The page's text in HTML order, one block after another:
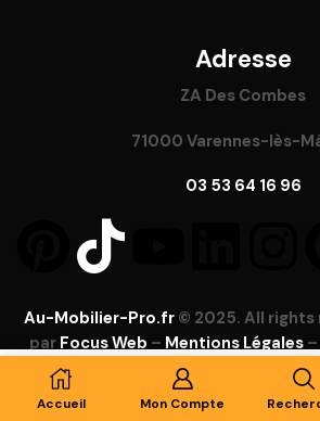
Adresse
ZA Des Combes
71000 Varennes-lès-
03 53 64 16 96
Au-Mobilier-Pro.fr© 2025. All rights
par Focus Web – Mentions Légales –
Ajouter Au
Accueil Mon Compte